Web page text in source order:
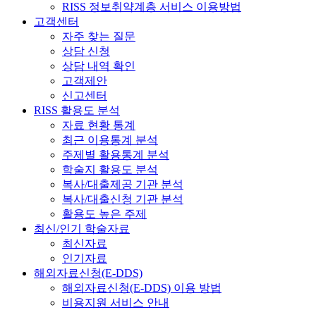
RISS 정보취약계층 서비스 이용방법
고객센터
자주 찾는 질문
상담 신청
상담 내역 확인
고객제안
신고센터
RISS 활용도 분석
자료 현황 통계
최근 이용통계 분석
주제별 활용통계 분석
학술지 활용도 분석
복사/대출제공 기관 분석
복사/대출신청 기관 분석
활용도 높은 주제
최신/인기 학술자료
최신자료
인기자료
해외자료신청(E-DDS)
해외자료신청(E-DDS) 이용 방법
비용지원 서비스 안내